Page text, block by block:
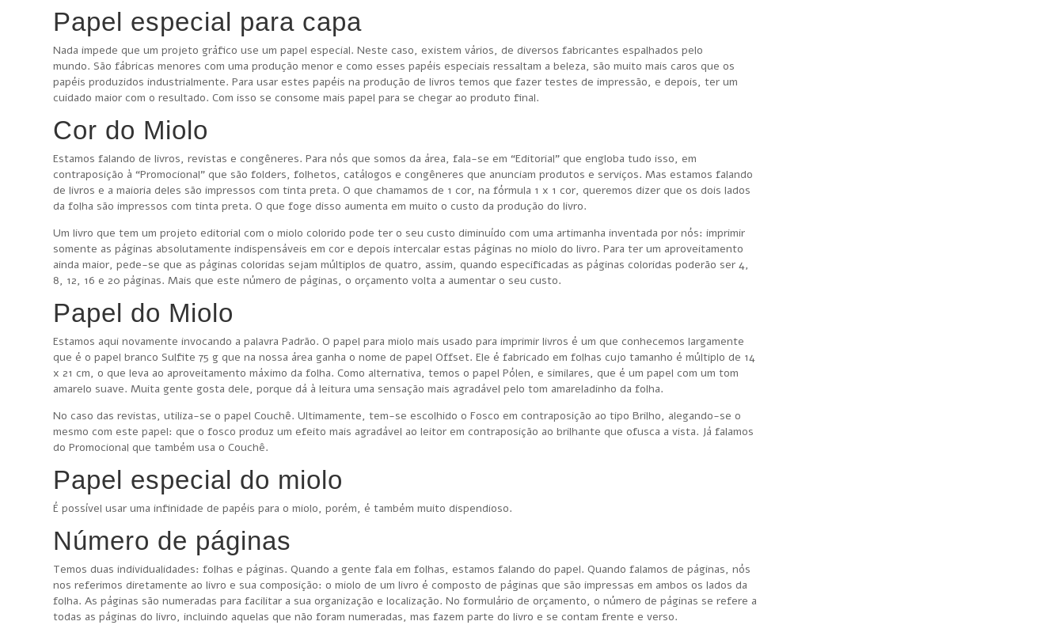
Papel especial para capa
Nada impede que um projeto gráfico use um papel especial. Neste caso, existem vários, de diversos fabricantes espalhados pelo
mundo. São fábricas menores com uma produção menor e como esses papéis especiais ressaltam a beleza, são muito mais caros que os
papéis produzidos industrialmente. Para usar estes papéis na produção de livros temos que fazer testes de impressão, e depois, ter um
cuidado maior com o resultado. Com isso se consome mais papel para se chegar ao produto final.
Cor do Miolo
Estamos falando de livros, revistas e congêneres. Para nós que somos da área, fala-se em “Editorial” que engloba tudo isso, em
contraposição à “Promocional” que são folders, folhetos, catálogos e congêneres que anunciam produtos e serviços. Mas estamos falando
de livros e a maioria deles são impressos com tinta preta. O que chamamos de 1 cor, na fórmula 1 x 1 cor, queremos dizer que os dois lados
da folha são impressos com tinta preta. O que foge disso aumenta em muito o custo da produção do livro.
Um livro que tem um projeto editorial com o miolo colorido pode ter o seu custo diminuído com uma artimanha inventada por nós: imprimir
somente as páginas absolutamente indispensáveis em cor e depois intercalar estas páginas no miolo do livro. Para ter um aproveitamento
ainda maior, pede-se que as páginas coloridas sejam múltiplos de quatro, assim, quando especificadas as páginas coloridas poderão ser 4,
8, 12, 16 e 20 páginas. Mais que este número de páginas, o orçamento volta a aumentar o seu custo.
Papel do Miolo
Estamos aqui novamente invocando a palavra Padrão. O papel para miolo mais usado para imprimir livros é um que conhecemos largamente
que é o papel branco Sulfite 75 g que na nossa área ganha o nome de papel Offset. Ele é fabricado em folhas cujo tamanho é múltiplo de 14
x 21 cm, o que leva ao aproveitamento máximo da folha. Como alternativa, temos o papel Pólen, e similares, que é um papel com um tom
amarelo suave. Muita gente gosta dele, porque dá à leitura uma sensação mais agradável pelo tom amareladinho da folha.
No caso das revistas, utiliza-se o papel Couchê. Ultimamente, tem-se escolhido o Fosco em contraposição ao tipo Brilho, alegando-se o
mesmo com este papel: que o fosco produz um efeito mais agradável ao leitor em contraposição ao brilhante que ofusca a vista. Já falamos
do Promocional que também usa o Couchê.
Papel especial do miolo
É possível usar uma infinidade de papéis para o miolo, porém, é também muito dispendioso.
Número de páginas
Temos duas individualidades: folhas e páginas. Quando a gente fala em folhas, estamos falando do papel. Quando falamos de páginas, nós
nos referimos diretamente ao livro e sua composição: o miolo de um livro é composto de páginas que são impressas em ambos os lados da
folha. As páginas são numeradas para facilitar a sua organização e localização. No formulário de orçamento, o número de páginas se refere a
todas as páginas do livro, incluindo aquelas que não foram numeradas, mas fazem parte do livro e se contam frente e verso.